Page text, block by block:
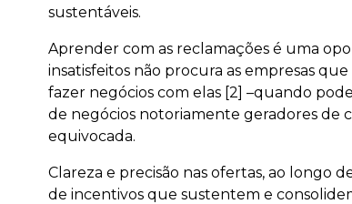
sustentáveis.
Aprender com as reclamações é uma
insatisfeitos não procura as empresas
fazer negócios com elas [2] –quando
de negócios notoriamente geradores de
equivocada.
Clareza e precisão nas ofertas, ao longo
de incentivos que sustentem e